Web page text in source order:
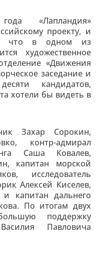
«Лапландия»
проекту, и
что в одном из
художественное
«Движения
заседание и
кандидатов,
хотели бы видеть в
Захар Сорокин,
контр-адмирал
Саша Ковалев,
капитан морской
исследователь
Алексей Киселев,
капитан дальнего
По итогам двух
поддержку
Павловича